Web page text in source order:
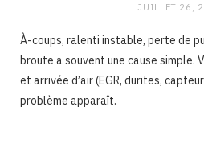
JUILLET 26,
À-coups, ralenti instable, perte de
broute a souvent une cause simple.
et arrivée d’air (EGR, durites,
problème apparaît.